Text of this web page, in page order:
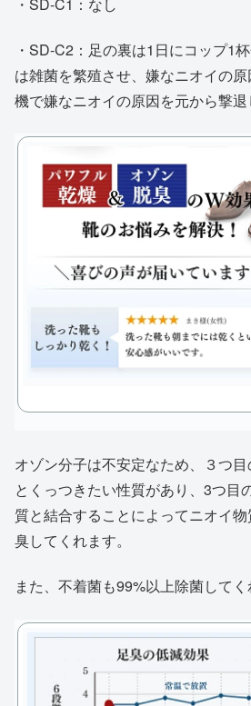
・SD-C2：足の裏は1日にコップ1
は雑菌を繁殖させ、嫌なニオイの
機で嫌なニオイの原因を元から撃退
オゾン分子は不安定なため、３つ
とくっつきたい性質があり、3つ目
質と結合することによってニオイ
臭してくれます。
また、不着菌も99%以上除菌してく